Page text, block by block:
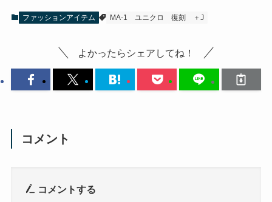
ファッションアイテム MA-1 ユニクロ 復刻 ＋J
よかったらシェアしてね！
コメント
コメントする